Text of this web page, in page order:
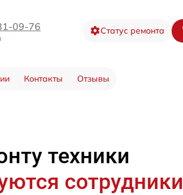
09-76 Статус ремонта
Контакты Отзывы
техники
сотрудники